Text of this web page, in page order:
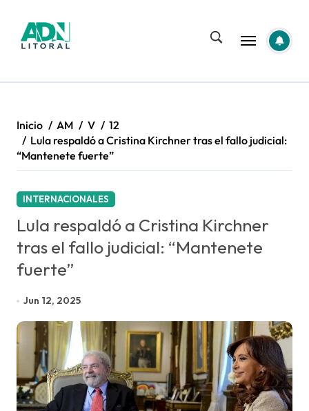
contenido
Inicio AM V
12
Lula respaldó a Cristina Kirchner tras el fallo judicial:
“Mantenete fuerte”
INTERNACIONALES
Lula respaldó a Cristina Kirchner
tras el fallo judicial: “Mantenete
fuerte”
Jun 12, 2025